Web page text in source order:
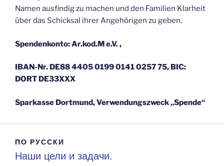
Namen ausfindig zu machen und den Familien Klarheit
über das Schicksal ihrer Angehörigen zu geben.
Spendenkonto: Ar.kod.M e.V. ,
IBAN-Nr. DE88 4405 0199 0141 0257 75, BIC:
DORT DE33XXX
Sparkasse Dortmund, Verwendungszweck „Spende“
ПО РУССКИ
Наши цели и задачи.